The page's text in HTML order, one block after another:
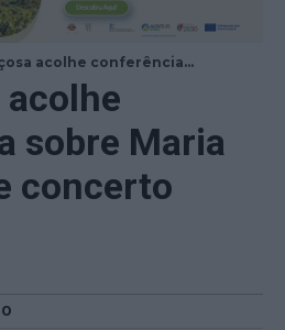
acolhe conferência...
sobre Maria
concerto